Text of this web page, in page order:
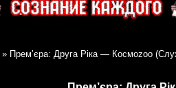
» Прем’єра: Друга Ріка — Космоzoo